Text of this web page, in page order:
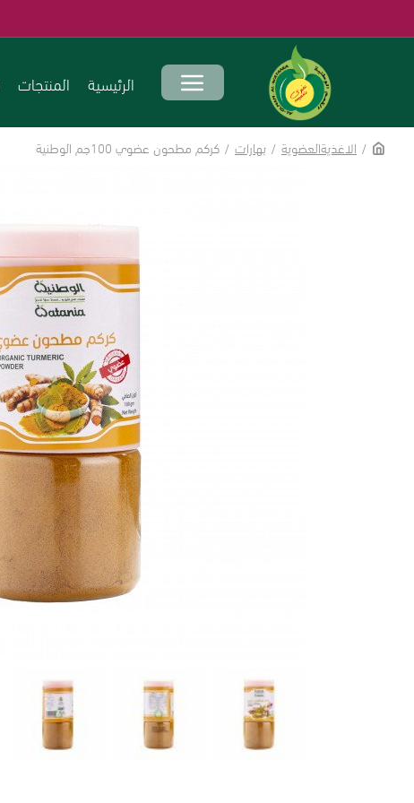
الرئيسية المنتجات
الاغذيةالعضوية بهارات كركم مطحون عضوي 100جم الوطنية